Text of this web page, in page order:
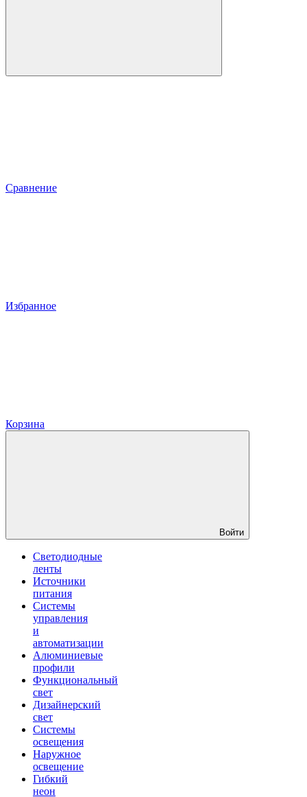
Сравнение
Избранное
Корзина
Войти
Светодиодные
ленты
Источники
питания
Системы
управления
и
автоматизации
Алюминиевые
профили
Функциональный
свет
Дизайнерский
свет
Системы
освещения
Наружное
освещение
Гибкий
неон